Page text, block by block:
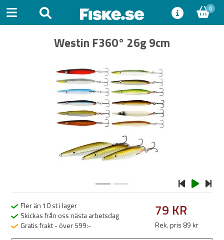
0
Westin F360° 26g 9cm
Fler än 10 st i lager
Skickas från oss nästa arbetsdag
Gratis frakt - över 599:-
79 KR
Rek. pris 89 kr